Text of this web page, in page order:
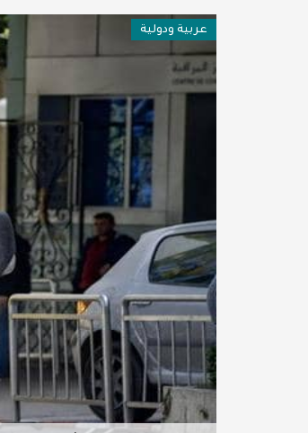
عربية ودولية
عربية ودولية
تحقيقات صحفية
عامة ومنوعات
طب وصحة